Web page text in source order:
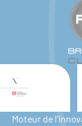
Moteur de